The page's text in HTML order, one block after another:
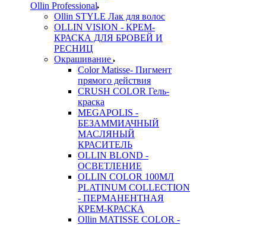
Ollin Professional
Ollin STYLE Лак для волос
OLLIN VISION - КРЕМ-
КРАСКА ДЛЯ БРОВЕЙ И
РЕСНИЦ
Окрашивание
Color Matisse- Пигмент
прямого действия
CRUSH COLOR Гель-
краска
MEGAPOLIS -
БЕЗАММИАЧНЫЙ
МАСЛЯНЫЙ
КРАСИТЕЛЬ
OLLIN BLOND -
ОСВЕТЛЕНИЕ
OLLIN COLOR 100МЛ
PLATINUM COLLECTION
- ПЕРМАНЕНТНАЯ
КРЕМ-КРАСКА
Ollin MATISSE COLOR -